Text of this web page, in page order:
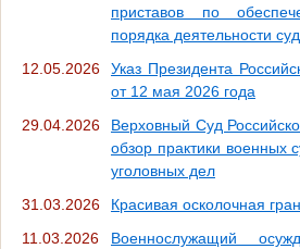
приставов по
порядка деятельности
12.05.2026
Указ Президента
от 12 мая 2026 года
29.04.2026
Верховный Суд
обзор практики военных
уголовных дел
31.03.2026
Красивая осколочная
11.03.2026
Военнослужащий